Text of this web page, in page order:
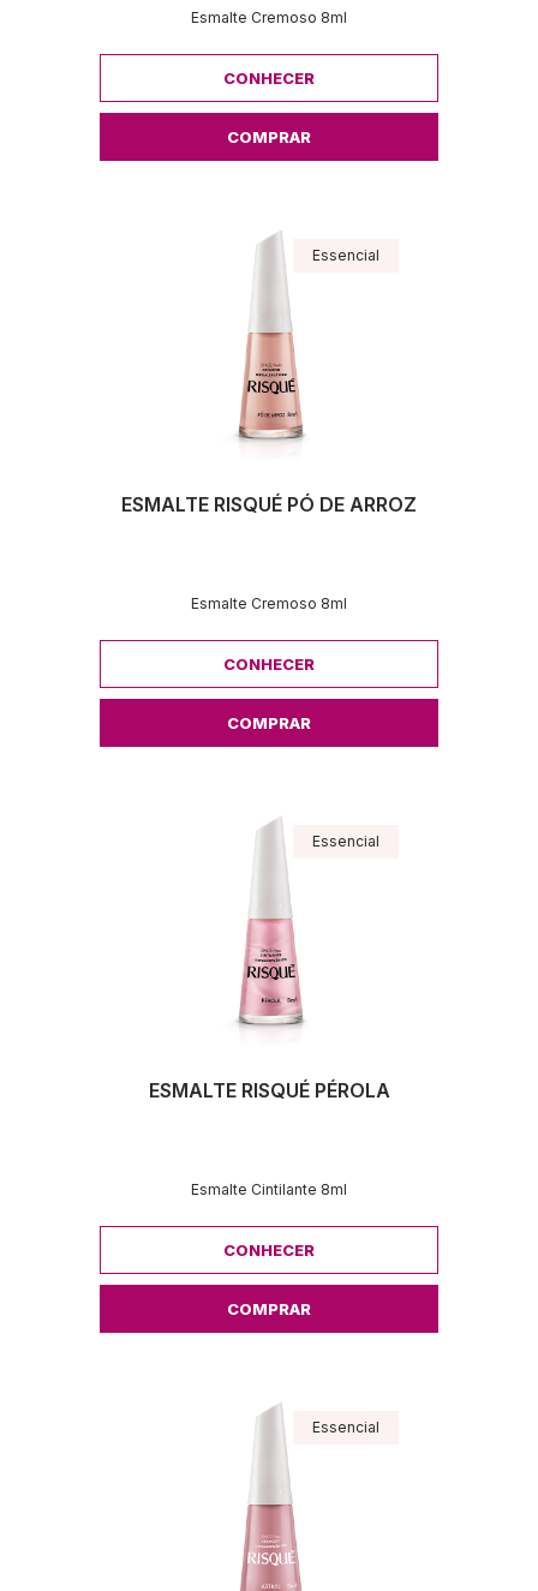
Esmalte Cremoso 8ml
CONHECER
COMPRAR
Essencial
ESMALTE RISQUÉ PÓ DE ARROZ
Esmalte Cremoso 8ml
CONHECER
COMPRAR
Essencial
ESMALTE RISQUÉ PÉROLA
Esmalte Cintilante 8ml
CONHECER
COMPRAR
Essencial